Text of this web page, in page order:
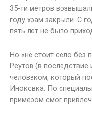
35-ти метров
году храм закрыли. С
пять лет не было
Но «не стоит село без
Реутов (в
человеком, который
Иноковка. По
примером смог